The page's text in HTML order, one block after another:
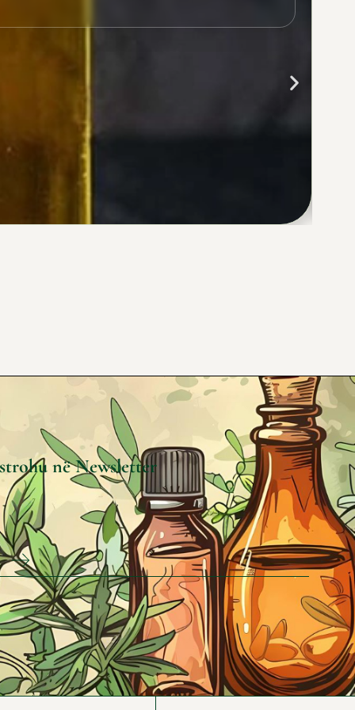
në Newsletter